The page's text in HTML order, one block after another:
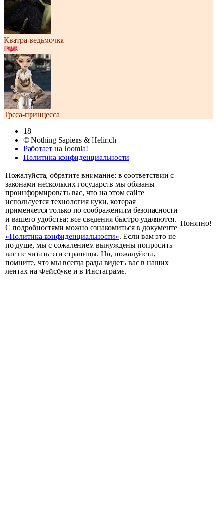
Кватра-ведьмочка
Треса-принцесса
18+
© Nothing Sapiens & Helirich
Работает на Joomla!
Политика конфиденциальности
Пожалуйста, обратите внимание: в соответствии с
законами нескольких государств мы обязаны
проинформировать вас, что на этом сайте
используется технология куки, которая
применяется только по соображениям безопасности
и вашего удобства; все сведения быстро удаляются.
С подробностями можно ознакомиться в документе
«Политика конфиденциальности». Если вам это не
по душе, мы с сожалением вынуждены попросить
вас не читать эти страницы. Но, пожалуйста,
помните, что мы всегда рады видеть вас в наших
лентах на Фейсбуке и в Инстаграме.
Понятно!